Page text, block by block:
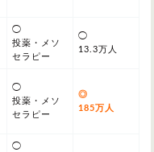
◯
投薬・メソ
セラピー
◯
13.3万人
◯
投薬・メソ
セラピー
◎
185万人
◯